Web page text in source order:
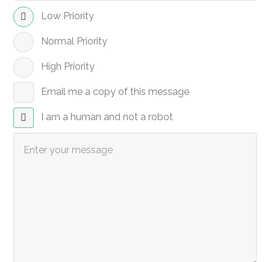
Low Priority
Normal Priority
High Priority
Email me a copy of this message
I am a human and not a robot